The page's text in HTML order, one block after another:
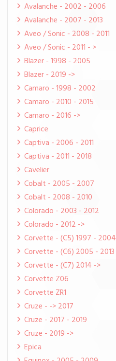
Avalanche - 2002 - 2006
Avalanche - 2007 - 2013
Aveo / Sonic - 2008 - 2011
Aveo / Sonic - 2011 - >
Blazer - 1998 - 2005
Blazer - 2019 ->
Camaro - 1998 - 2002
Camaro - 2010 - 2015
Camaro - 2016 ->
Caprice
Captiva - 2006 - 2011
Captiva - 2011 - 2018
Cavelier
Cobalt - 2005 - 2007
Cobalt - 2008 - 2010
Colorado - 2003 - 2012
Colorado - 2012 ->
Corvette - (C5) 1997 - 2004
Corvette - (C6) 2005 - 2013
Corvette - (C7) 2014 ->
Corvette Z06
Corvette ZR1
Cruze - -> 2017
Cruze - 2017 - 2019
Cruze - 2019 ->
Epica